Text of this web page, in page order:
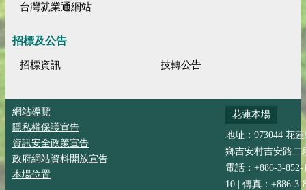
台灣就業通網站
招標及公告
招標資訊 技轉公告
網站導覽
隱私權保護宣告
資訊安全政策宣告
政府網站資料開放宣告
本場位置
花蓮本場
地址：973044 花
鄉吉安村吉安路二
電話：+886-3-852-
10 | 傳真：+886-3-